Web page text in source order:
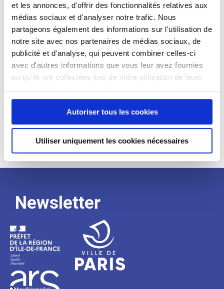
et les annonces, d'offrir des fonctionnalités relatives aux
médias sociaux et d'analyser notre trafic. Nous
partageons également des informations sur l'utilisation de
notre site avec nos partenaires de médias sociaux, de
publicité et d'analyse, qui peuvent combiner celles-ci
avec d'autres informations que vous leur avez fournies
ou qu'ils ont collectées lors de votre utilisation de leurs
continuez à utiliser notre site Web.
Autoriser tous les cookies
Utiliser uniquement les cookies nécessaires
Qualifications et diplômes :
Profil recherché :
Processus
de
recrutement
Newsletter